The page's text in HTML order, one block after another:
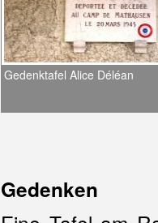
Gedenktafel Alice Déléan
Gedenken